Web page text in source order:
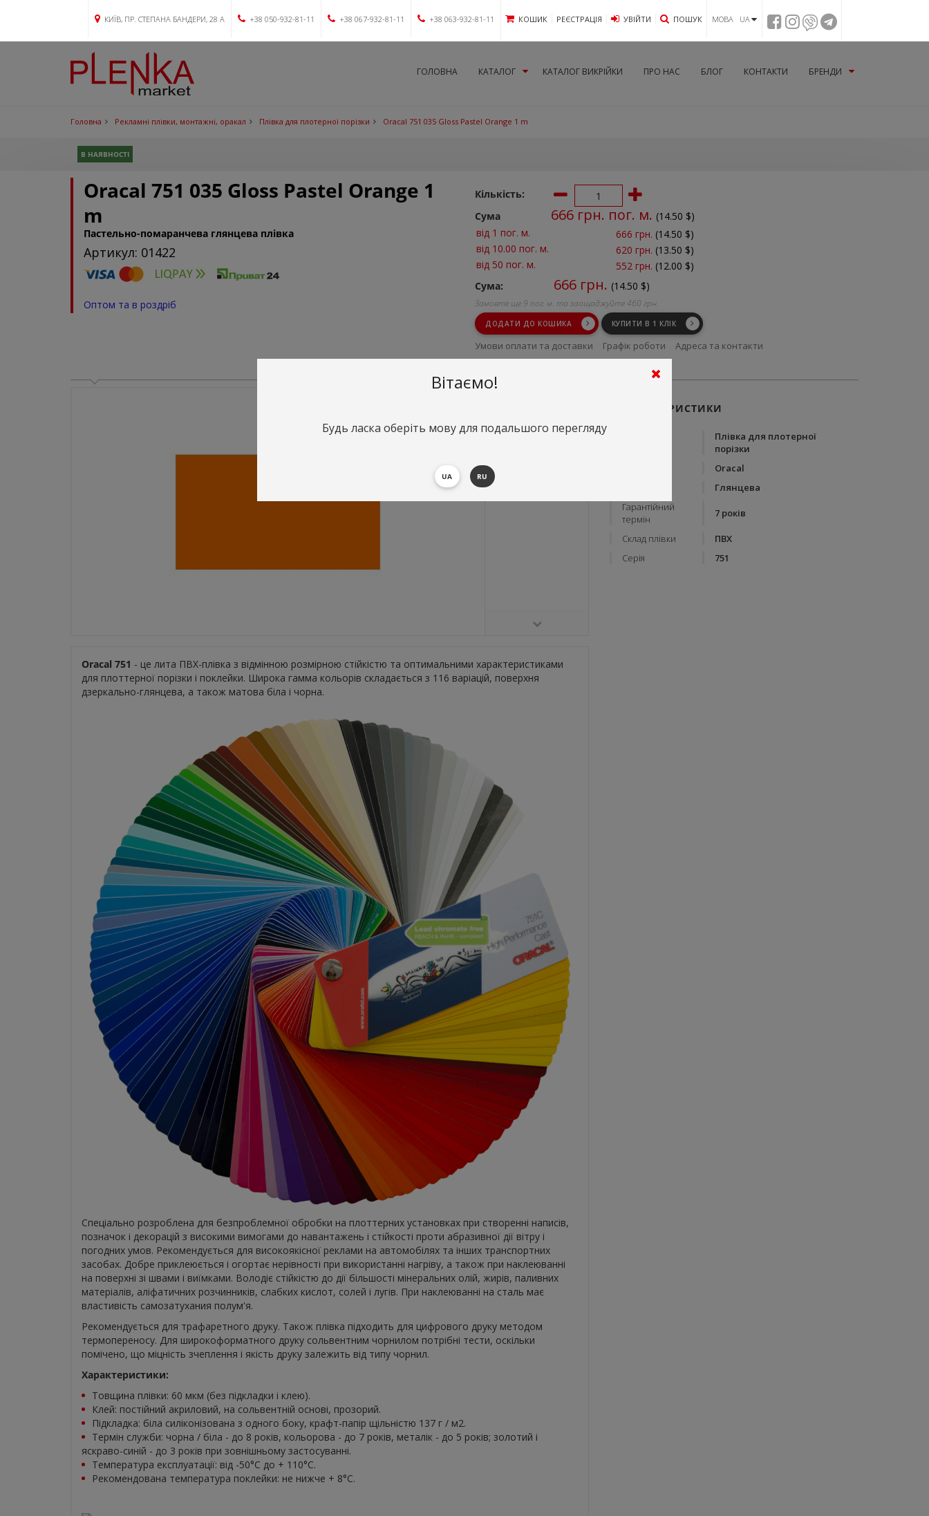
КИЇВ, ПР. СТЕПАНА БАНДЕРИ, 28 А +38 050-932-81-11 +38 067-932-81-11 +38 063-932-81-11 КОШИК РЕЄСТРАЦІЯ УВIЙТИ ПОШУК МОВА UA
ГОЛОВНА КАТАЛОГ КАТАЛОГ ВИКРІЙКИ ПРО НАС БЛОГ КОНТАКТИ БРЕНДИ
Головна Рекламні плівки, монтажні, оракал Плівка для плотерної порізки Oracal 751 035 Gloss Pastel Orange 1 m
В НАЯВНОСТІ
Oracal 751 035 Gloss Pastel Orange 1
m
Пастельно-помаранчева глянцева плівка
Артикул: 01422
Оптом та в роздріб
Кількість:
Сума
666 грн. пог. м. (14.50 $)
від 1 пог. м.
666 грн. (14.50 $)
від 10.00 пог. м.
620 грн. (13.50 $)
від 50 пог. м.
552 грн. (12.00 $)
Сума:
666 грн. (14.50 $)
Замовте ще 9 пог. м. та заощаджуйте 460 грн.
ДОДАТИ ДО КОШИКА КУПИТИ В 1 КЛІК
Умови оплати та доставки Графік роботи
Адреса та контакти
Умови повернення
Oracal 751 - це лита ПВХ-плівка з відмінною розмірною стійкістю та оптимальними характеристиками
для плоттерної порізки і поклейки. Широка гамма кольорів складається з 116 варіацій, поверхня
дзеркально-глянцева, а також матова біла і чорна.
Спеціально розроблена для безпроблемної обробки на плоттерних установках при створенні написів,
позначок і декорацій з високими вимогами до навантажень і стійкості проти абразивної дії вітру і
погодних умов. Рекомендується для високоякісної реклами на автомобілях та інших транспортних
засобах. Добре приклеюється і огортає нерівності при використанні нагріву, а також при наклеюванні
на поверхні зі швами і виїмками. Володіє стійкістю до дії більшості мінеральних олій, жирів, паливних
матеріалів, аліфатичних розчинників, слабких кислот, солей і лугів. При наклеюванні на сталь має
властивість самозатухания полум'я.
Рекомендується для трафаретного друку. Також плівка підходить для цифрового друку методом
термопереносу. Для широкоформатного друку сольвентним чорнилом потрібні тести, оскільки
помічено, що міцність зчеплення і якість друку залежить від типу чорнил.
Характеристики:
Товщина плівки: 60 мкм (без підкладки і клею).
Клей: постійний акриловий, на сольвентній основі, прозорий.
Підкладка: біла силіконізована з одного боку, крафт-папір щільністю 137 г / м2.
Термін служби: чорна / біла - до 8 років, кольорова - до 7 років, металік - до 5 років; золотий і
яскраво-синій - до 3 років при зовнішньому застосуванні.
Температура експлуатації: від -50°C до + 110°C.
Рекомендована температура поклейки: не нижче + 8°C.
ХАРАКТЕРИСТИКИ
Плівка для плотерної
порізки
Oracal
Глянцева
Гарантійний
термін
7 років
Склад плівки
ПВХ
Серія
751
Вітаємо!
Будь ласка оберіть мову для подальшого перегляду
UA RU